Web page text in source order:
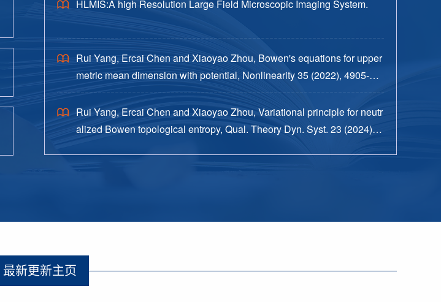
HLMIS:A high Resolution Large Field Microscopic Imaging System.
Rui Yang, Ercai Chen and Xiaoyao Zhou, Bowen's equations for upper
metric mean dimension with potential, Nonlinearity 35 (2022), 4905-49
38.
Rui Yang, Ercai Chen and Xiaoyao Zhou, Variational principle for neutr
alized Bowen topological entropy, Qual. Theory Dyn. Syst. 23 (2024), n
最新更新主页